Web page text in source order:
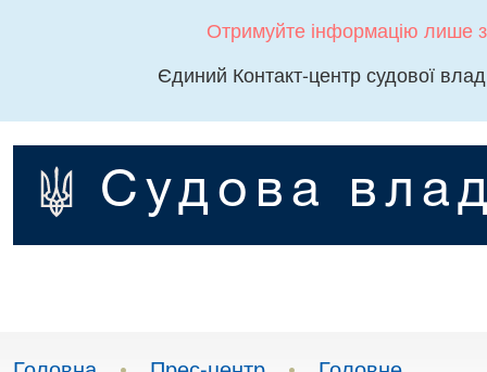
Отримуйте інформацію лише
Єдиний Контакт-центр судової
Судова